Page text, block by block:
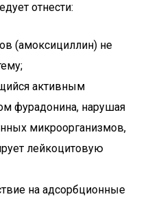
отнести:
(амоксициллин) не
активным
фурадонина, нарушая
микроорганизмов,
лейкоцитовую
на адсорбционные